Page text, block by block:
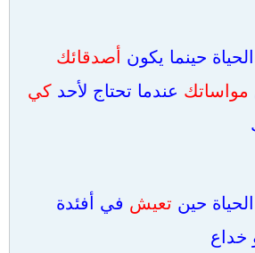
حينما يكون أصدقائك
مواساتك عندما تحتاج لأحد كي
حين تعيش في أفئدة